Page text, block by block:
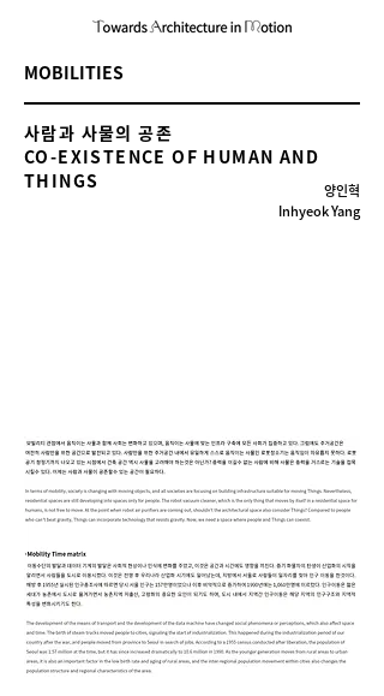
MOBILITIES
사람과 사물의 공존
CO-EXISTENCE OF HUMAN AND
THINGS
양인혁
Inhyeok Yang